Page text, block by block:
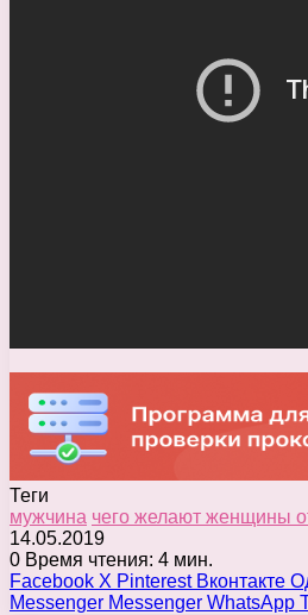
Теги
мужчина чего желают женщины
14.05.2019
0 Время чтения: 4 мин.
Facebook X Pinterest Вконтакте
Messenger Messenger WhatsApp